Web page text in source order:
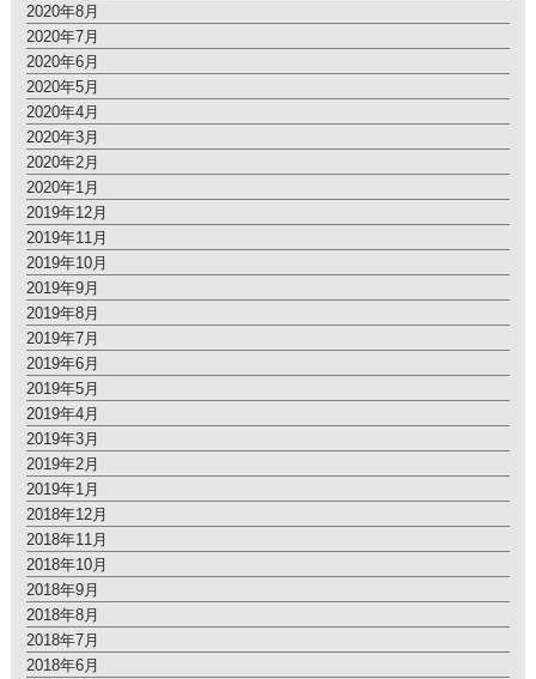
2020年8月
2020年7月
2020年6月
2020年5月
2020年4月
2020年3月
2020年2月
2020年1月
2019年12月
2019年11月
2019年10月
2019年9月
2019年8月
2019年7月
2019年6月
2019年5月
2019年4月
2019年3月
2019年2月
2019年1月
2018年12月
2018年11月
2018年10月
2018年9月
2018年8月
2018年7月
2018年6月